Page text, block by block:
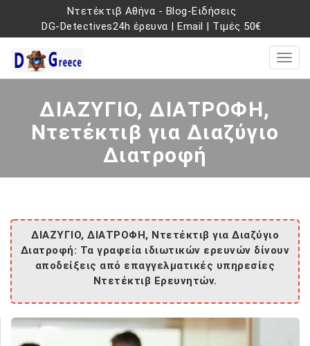
Ντετέκτιβ Αθήνα - Blog-Ειδήσεις
DG-Detectives24h έρευνα |Email | Τιμές 50€
ΔΙΑΖΥΓΙΟ, ΔΙΑΤΡΟΦΗ,
Ντετέκτιβ για Διαζύγιο
Διατροφή
ΔΙΑΖΥΓΙΟ, ΔΙΑΤΡΟΦΗ, Ντετέκτιβ για Διαζύγιο
Διατροφή: Τα γραφεία ιδιωτικών ερευνών δίνουν
αποδείξεις από επαγγελματικές υπηρεσίες
Ντετέκτιβ Ερευνητών.